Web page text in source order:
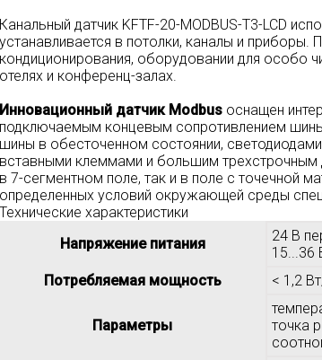
Канальный датчик KFTF-20-MODBUS-T3-LCD
устанавливается в потолки, каналы и приборы.
кондиционирования, оборудовании для особо
отелях и конференц-залах.
Инновационный датчик Modbus оснащен
подключаемым концевым сопротивлением
шины в обесточенном состоянии,
вставными клеммами и большим трехстрочным
в 7-сегментном поле, так и в поле с точечной
определенных условий окружающей среды
Технические характеристики
Напряжение питания
24 В
15...36
Потребляемая мощность
< 1,2
Параметры
точка